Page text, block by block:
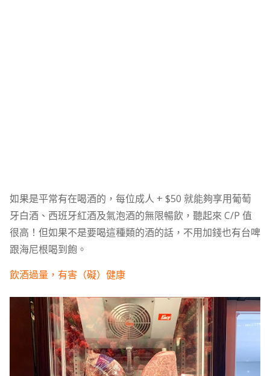
如果是平常有在喝酒的，每位成人 + $50 就能夠享用葡萄
牙白酒、西班牙紅酒及氣泡酒的無限暢飲，聽起來 C/P 值
很高！但如果不是要喝這種類的酒的話，不用加錢也有台啤
跟海尼根喝到飽。
飲酒過量，有害（礙）健康